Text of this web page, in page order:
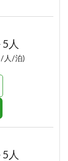
人
/人/泊)
人